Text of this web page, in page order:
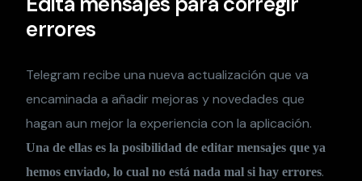
errores
Telegram recibe una nueva actualización que va
encaminada a añadir mejoras y novedades que
hagan aun mejor la experiencia con la aplicación.
Una de ellas es la posibilidad de editar mensajes que ya
hemos enviado, lo cual no está nada mal si hay errores.